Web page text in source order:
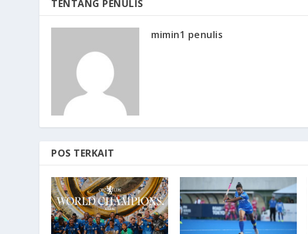
TENTANG PENULIS
mimin1 penulis
POS TERKAIT